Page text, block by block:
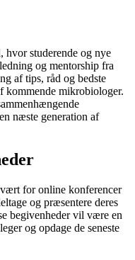
hvor studerende og nye
og mentorship fra
af tips, råd og bedste
kommende mikrobiologer.
næste generation af
for online konferencer
og præsentere deres
begivenheder vil være en
og opdage de seneste